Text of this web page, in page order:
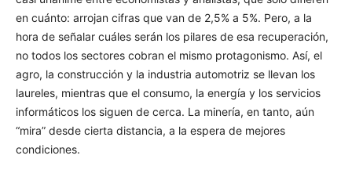
en cuánto: arrojan cifras que van de 2,5% a 5%. Pero, a la
hora de señalar cuáles serán los pilares de esa recuperación,
no todos los sectores cobran el mismo protagonismo. Así, el
agro, la construcción y la industria automotriz se llevan los
laureles, mientras que el consumo, la energía y los servicios
informáticos los siguen de cerca. La minería, en tanto, aún
“mira” desde cierta distancia, a la espera de mejores
condiciones.